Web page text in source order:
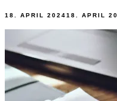
18. APRIL 202418. APRIL